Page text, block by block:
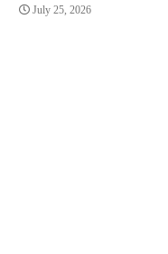
July 25, 2026